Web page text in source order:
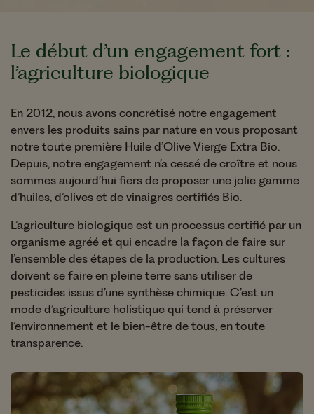
Le début d’un engagement fort :
l’agriculture biologique
En 2012, nous avons concrétisé notre engagement
envers les produits sains par nature en vous proposant
notre toute première Huile d’Olive Vierge Extra Bio.
Depuis, notre engagement n’a cessé de croître et nous
sommes aujourd’hui fiers de proposer une jolie gamme
d’huiles, d’olives et de vinaigres certifiés Bio.
L’agriculture biologique est un processus certifié par un
organisme agréé et qui encadre la façon de faire sur
l’ensemble des étapes de la production. Les cultures
doivent se faire en pleine terre sans utiliser de
pesticides issus d’une synthèse chimique. C’est un
mode d’agriculture holistique qui tend à préserver
l’environnement et le bien-être de tous, en toute
transparence.